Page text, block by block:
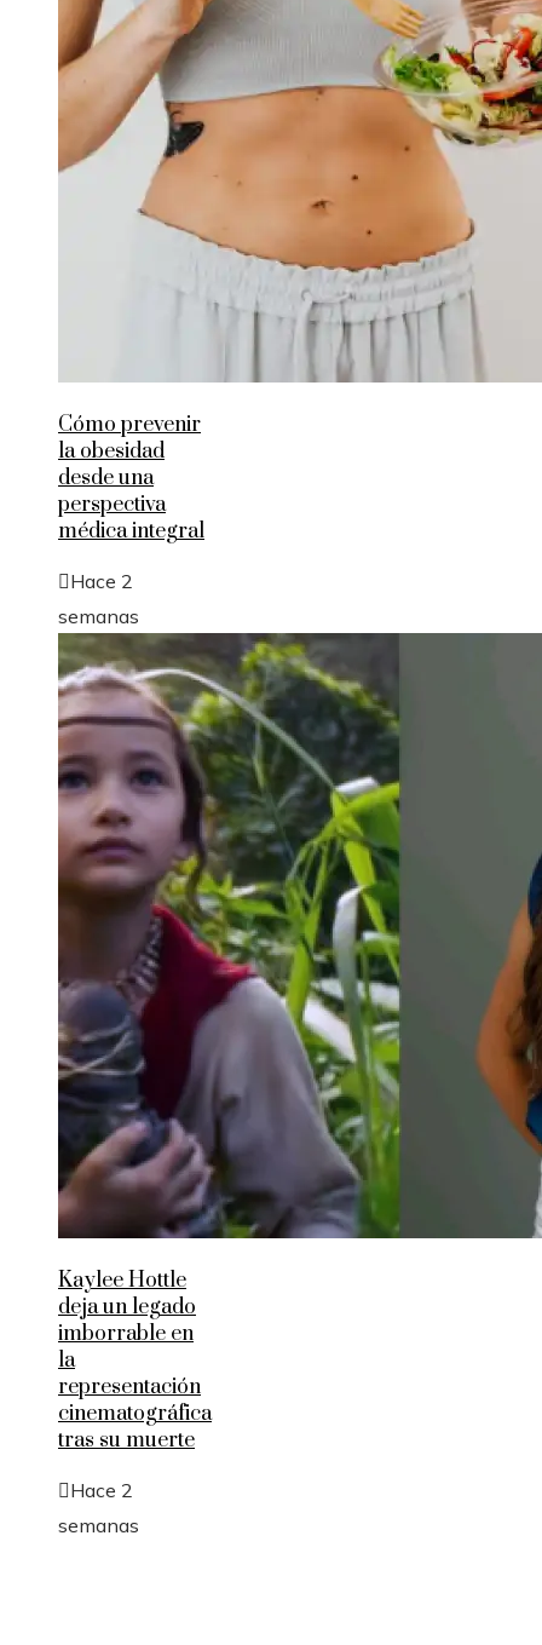
Cómo prevenir
la obesidad
desde una
perspectiva
médica integral
Hace 2
semanas
Kaylee Hottle
deja un legado
imborrable en
la
representación
cinematográfica
tras su muerte
Hace 2
semanas